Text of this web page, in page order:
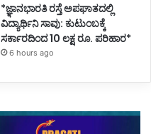
*ಜ್ಞಾನಭಾರತಿ ರಸ್ತೆ ಅಪಘಾತದಲ್ಲಿ
ವಿದ್ಯಾರ್ಥಿನಿ ಸಾವು: ಕುಟುಂಬಕ್ಕೆ
ಸರ್ಕಾರದಿಂದ 10 ಲಕ್ಷ ರೂ. ಪರಿಹಾರ*
6 hours ago